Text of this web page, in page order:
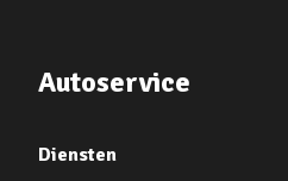
Autoservice
Diensten